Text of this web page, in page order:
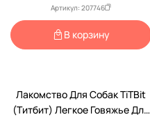
Артикул: 207746
В корзину
Лакомство Для Собак TiTBit
(Титбит) Легкое Говяжье Для